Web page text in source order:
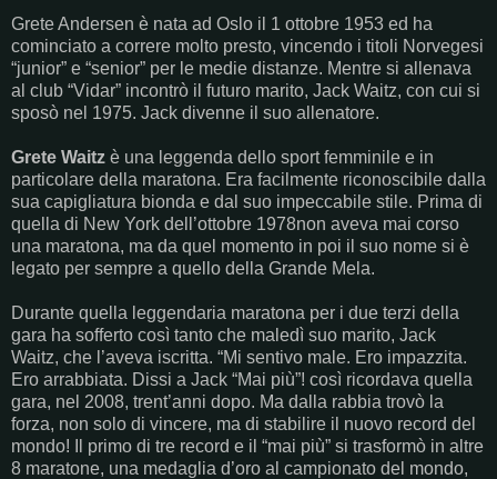
Grete Andersen è nata ad Oslo il 1 ottobre 1953 ed ha
cominciato a correre molto presto, vincendo i titoli Norvegesi
“junior” e “senior” per le medie distanze. Mentre si allenava
al club “Vidar” incontrò il futuro marito, Jack Waitz, con cui si
sposò nel 1975. Jack divenne il suo allenatore.
Grete Waitz è una leggenda dello sport femminile e in
particolare della maratona. Era facilmente riconoscibile dalla
sua capigliatura bionda e dal suo impeccabile stile. Prima di
quella di New York dell’ottobre 1978non aveva mai corso
una maratona, ma da quel momento in poi il suo nome si è
legato per sempre a quello della Grande Mela.
Durante quella leggendaria maratona per i due terzi della
gara ha sofferto così tanto che maledì suo marito, Jack
Waitz, che l’aveva iscritta. “Mi sentivo male. Ero impazzita.
Ero arrabbiata. Dissi a Jack “Mai più”! così ricordava quella
gara, nel 2008, trent’anni dopo. Ma dalla rabbia trovò la
forza, non solo di vincere, ma di stabilire il nuovo record del
mondo! Il primo di tre record e il “mai più” si trasformò in altre
8 maratone, una medaglia d’oro al campionato del mondo,